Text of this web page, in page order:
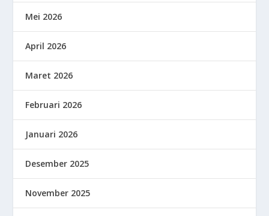
Mei 2026
April 2026
Maret 2026
Februari 2026
Januari 2026
Desember 2025
November 2025